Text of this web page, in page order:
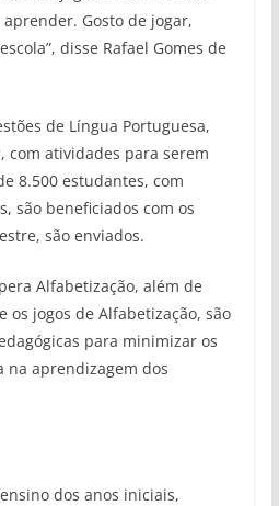
Gosto de jogar,
disse Rafael Gomes de
de Língua Portuguesa,
com atividades para serem
8.500 estudantes, com
são beneficiados com os
são enviados.
Alfabetização, além de
os jogos de Alfabetização, são
para minimizar os
na aprendizagem dos
dos anos iniciais,